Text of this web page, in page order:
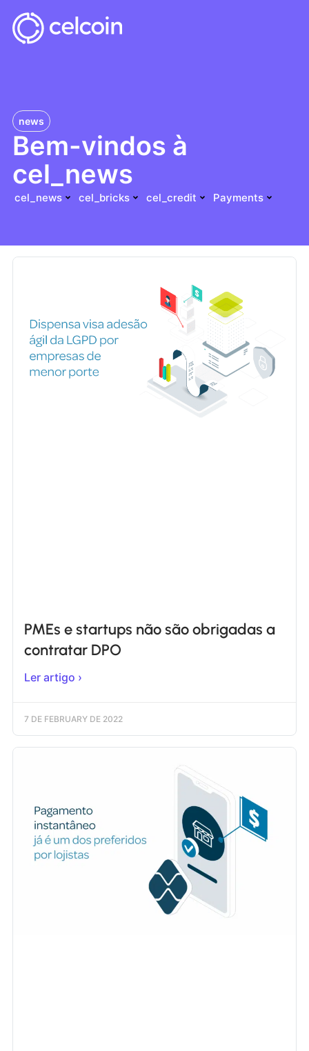
news
Bem-vindos à
cel_news
cel_news cel_bricks cel_credit Payments
PMEs e startups não são obrigadas a
contratar DPO
Ler artigo ›
7 DE FEBRUARY DE 2022